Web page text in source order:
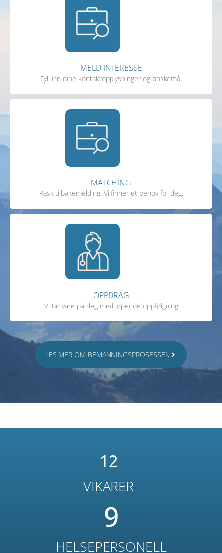
MELD INTERESSE
Fyll inn dine kontaktopplysninger og ønskemål
MATCHING
Rask tilbakemelding. Vi finner et behov for deg.
OPPDRAG
Vi tar vare på deg med løpende oppfølgning
LES MER OM BEMANNINGSPROSESSEN
VIKARER
12
HELSEPERSONELL
9